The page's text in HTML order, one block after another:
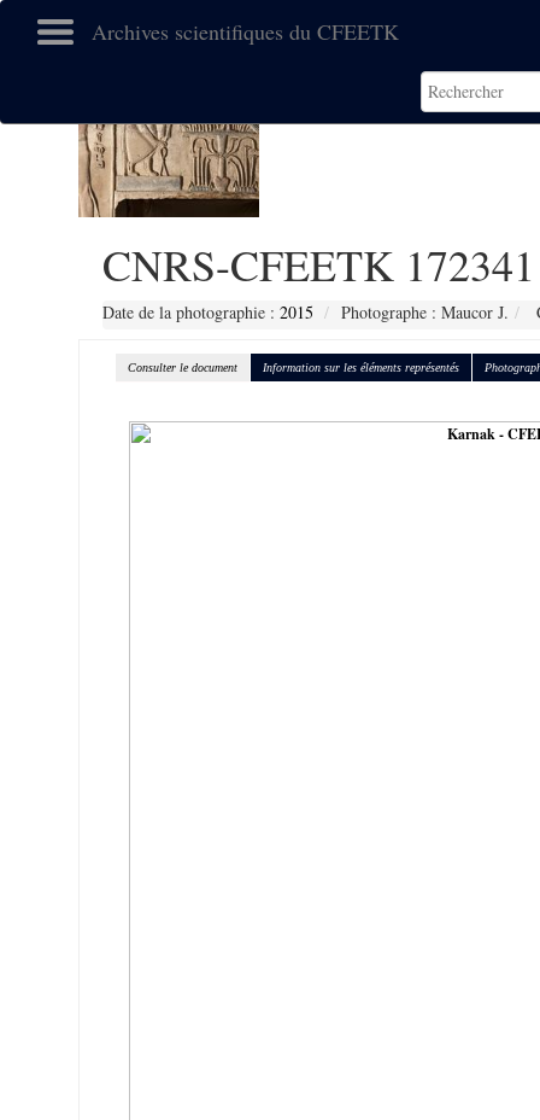
Archives scientifiques du CFEETK
CNRS-CFEETK 172341
Date de la photographie : 2015 Photographe : Maucor J.
Consulter le document Information sur les éléments représentés